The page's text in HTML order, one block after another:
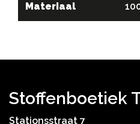
Materiaal
Stoffenboetiek
Stationsstraat 7